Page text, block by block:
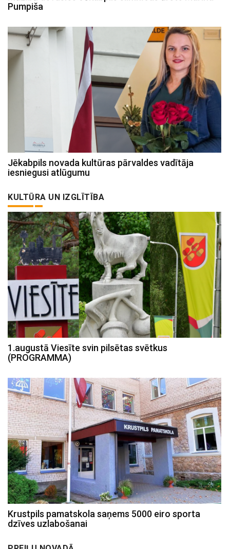
Pumpiša
Jēkabpils novada kultūras pārvaldes vadītāja
iesniegusi atlūgumu
KULTŪRA UN IZGLĪTĪBA
1.augustā Viesīte svin pilsētas svētkus
(PROGRAMMA)
Krustpils pamatskola saņems 5000 eiro sporta
dzīves uzlabošanai